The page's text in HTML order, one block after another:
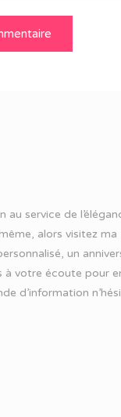
au service de
alors visitez
un
à votre écoute pour
d’information